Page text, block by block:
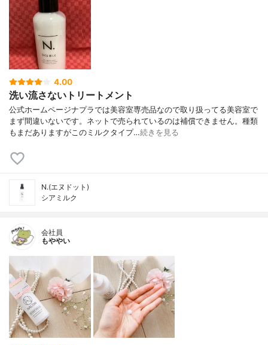
4.00
洗い流さないトリートメント
公式ホームページナプラでは美容室専売品なので取り扱ってる美容室で
まず間違いないです。ネットで売られているのは補償できません。種類
もまだありますがこのミルクタイプ…続きを見る
N.(エヌドット)
シアミルク
会社員
もややい